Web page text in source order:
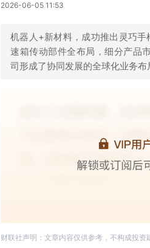
2026-06-05 11:53
机器人+新材料，成功推出灵巧
速箱传动部件全布局，细分产品
司形成了协同发展的全球化业务布
财联社声明：文章内容仅供参考，不构成投资